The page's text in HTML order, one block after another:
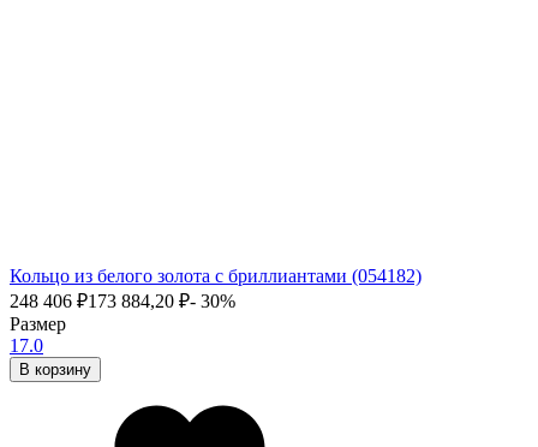
Кольцо из белого золота с бриллиантами (054182)
248 406 ₽173 884,20 ₽- 30%
Размер
17.0
В корзину